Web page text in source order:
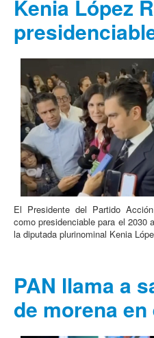
Kenia López
El Presidente del Partido
como presidenciable para el 2030
la diputada plurinominal Kenia
PAN llama a
de morena en